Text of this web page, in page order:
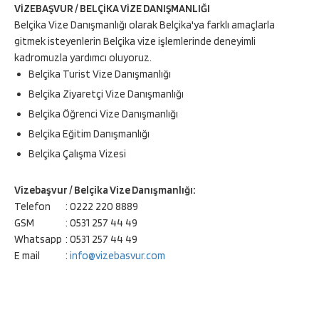
VİZEBAŞVUR / BELÇİKA VİZE DANIŞMANLIĞI
Belçika Vize Danışmanlığı olarak Belçika'ya farklı amaçlarla
gitmek isteyenlerin Belçika vize işlemlerinde deneyimli
kadromuzla yardımcı oluyoruz.
Belçika Turist Vize Danışmanlığı
Belçika Ziyaretçi Vize Danışmanlığı
Belçika Öğrenci Vize Danışmanlığı
Belçika Eğitim Danışmanlığı
Belçika Çalışma Vizesi
Vizebaşvur / Belçika Vize Danışmanlığı:
Telefon
: 0222 220 8889
GSM
: 0531 257 44 49
Whatsapp : 0531 257 44 49
E mail
: info@vizebasvur.com